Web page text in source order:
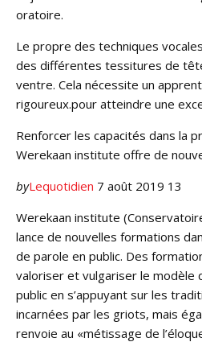
oratoire.
Le propre des techniques
des différentes tessitures de
ventre. Cela nécessite un
rigoureux.pour atteindre une
Renforcer les capacités dans la
Werekaan institute offre de
byLequotidien 7 août 2019 13
Werekaan institute
lance de nouvelles formations
de parole en public. Des
valoriser et vulgariser le modèle
public en s’appuyant sur les
incarnées par les griots, mais
renvoie au «métissage de